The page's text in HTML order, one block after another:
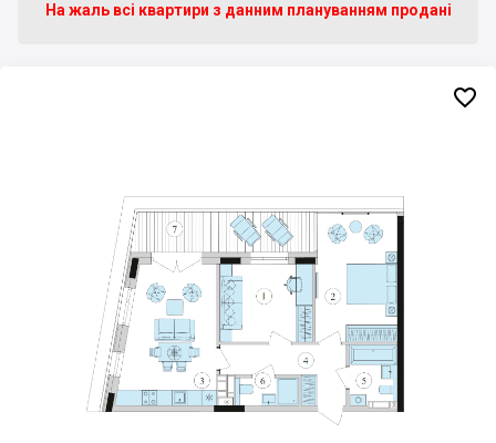
На жаль всі квартири з данним плануванням продані
